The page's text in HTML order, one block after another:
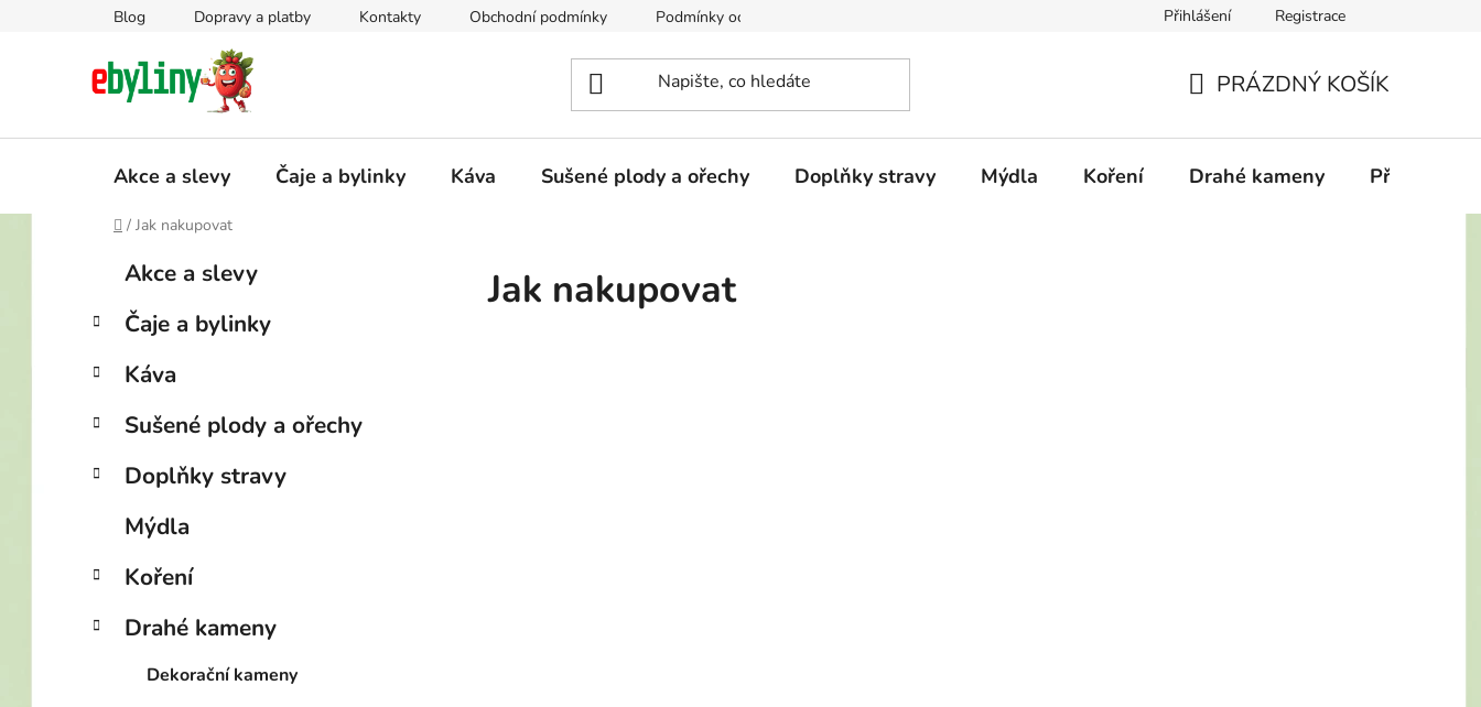
Blog Dopravy a platby Kontakty Obchodní podmínky Podmínky ochrany osobních údajů Přihlášení Registrace
KOŠÍK
PRÁZDNÝ KOŠÍK
Akce a slevy Čaje a bylinky Káva Sušené plody a ořechy Doplňky stravy Mýdla Koření Drahé kameny
Domů
/ Jak nakupovat
s
r
n
n
í
n
l
Přeskočit
kategorie
e
o
i
Akce a slevy
Čaje a bylinky
Káva
Sušené plody a ořechy
Doplňky stravy
Mýdla
Koření
Drahé kameny
Dekorační kameny
Jak nakupovat